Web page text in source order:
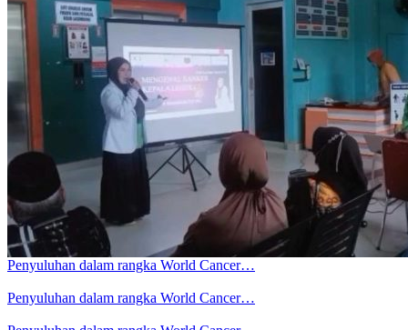
Penyuluhan dalam rangka World Cancer…
Penyuluhan dalam rangka World Cancer…